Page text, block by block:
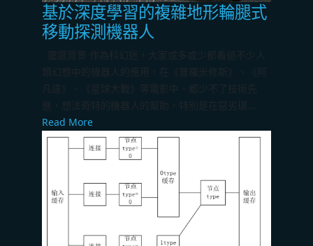
基於深度學習的複雜地形輪腿式
移動探測機器人
靈感背景 作為科幻迷，大家或多或少都看過不少人
類幻想中的機器人的應用，在《普羅米修斯》、《阿
凡達》、《星球大戰》等電影中，都少不了技術先
進，想法奇特的機器人的幫助，特別是在惡劣環...
Read More